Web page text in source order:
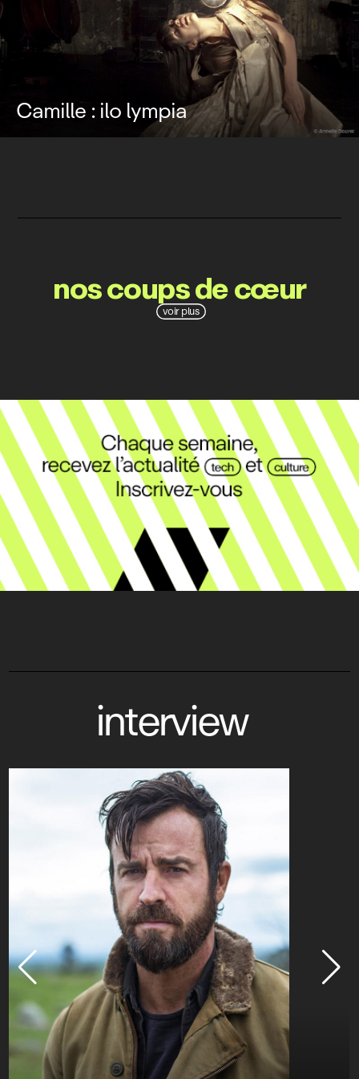
Camille : ilo lympia
voir plus
nos coups de cœur
interview